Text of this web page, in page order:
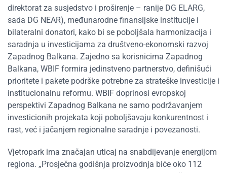
direktorat za susjedstvo i proširenje – ranije DG ELARG,
sada DG NEAR), međunarodne finansijske institucije i
bilateralni donatori, kako bi se poboljšala harmonizacija i
saradnja u investicijama za društveno-ekonomski razvoj
Zapadnog Balkana. Zajedno sa korisnicima Zapadnog
Balkana, WBIF formira jedinstveno partnerstvo, definišući
prioritete i pakete podrške potrebne za strateške investicije i
institucionalnu reformu. WBIF doprinosi evropskoj
perspektivi Zapadnog Balkana ne samo podržavanjem
investicionih projekata koji poboljšavaju konkurentnost i
rast, već i jačanjem regionalne saradnje i povezanosti.
Vjetropark ima značajan uticaj na snabdijevanje energijom
regiona. „Prosječna godišnja proizvodnja biće oko 112